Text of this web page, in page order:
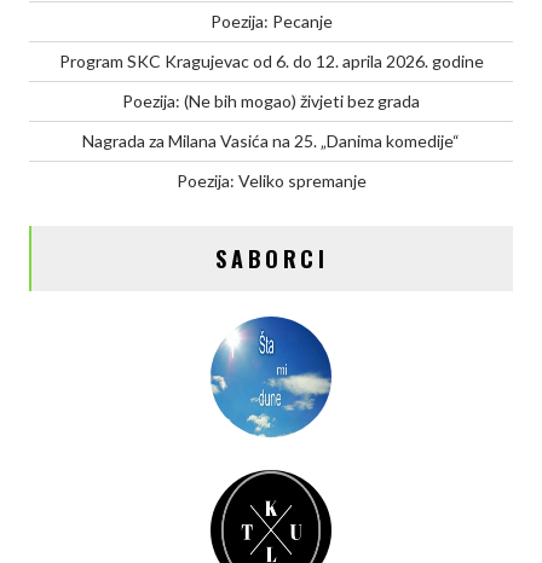
Poezija: Pecanje
Program SKC Kragujevac od 6. do 12. aprila 2026. godine
Poezija: (Ne bih mogao) živjeti bez grada
Nagrada za Milana Vasića na 25. „Danima komedije“
Poezija: Veliko spremanje
SABORCI